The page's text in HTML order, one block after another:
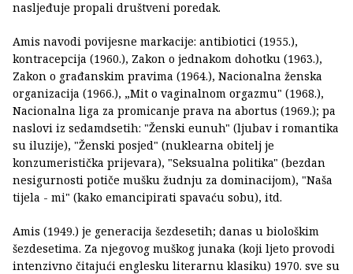
nasljeđuje propali društveni poredak.
Amis navodi povijesne markacije: antibiotici (1955.),
kontracepcija (1960.), Zakon o jednakom dohotku (1963.),
Zakon o građanskim pravima (1964.), Nacionalna ženska
organizacija (1966.), „Mit o vaginalnom orgazmu" (1968.),
Nacionalna liga za promicanje prava na abortus (1969.); pa
naslovi iz sedamdsetih: "Ženski eunuh" (ljubav i romantika
su iluzije), "Ženski posjed" (nuklearna obitelj je
konzumeristička prijevara), "Seksualna politika" (bezdan
nesigurnosti potiče mušku žudnju za dominacijom), "Naša
tijela - mi" (kako emancipirati spavaću sobu), itd.
Amis (1949.) je generacija šezdesetih; danas u biološkim
šezdesetima. Za njegovog muškog junaka (koji ljeto provodi
intenzivno čitajući englesku literarnu klasiku) 1970. sve su